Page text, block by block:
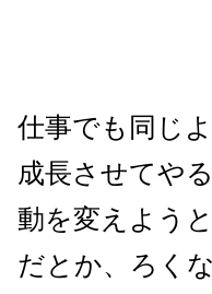
仕事でも同じ
成長させてや
動を変えよう
だとか、ろく